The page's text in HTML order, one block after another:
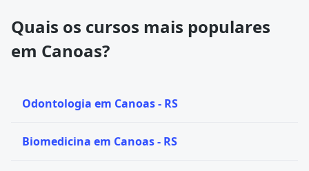
Quais os cursos mais populares
em Canoas?
Odontologia em Canoas - RS
Biomedicina em Canoas - RS